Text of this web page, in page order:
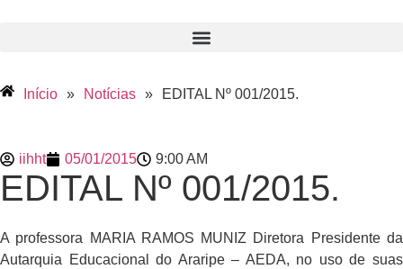
Início » Notícias » EDITAL Nº 001/2015.
iihht 05/01/2015 9:00 AM
EDITAL Nº 001/2015.
A professora MARIA RAMOS MUNIZ Diretora Presidente da
Autarquia Educacional do Araripe – AEDA, no uso de suas